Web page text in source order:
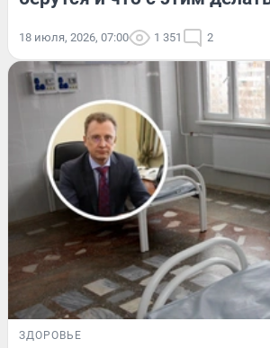
18 июля, 2026, 07:00 1 351 2
ЗДОРОВЬЕ